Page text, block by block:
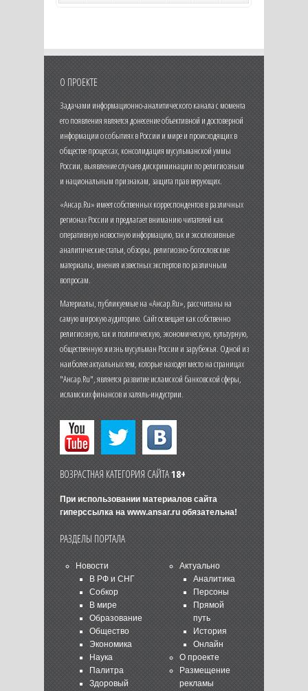
О ПРОЕКТЕ
Задачами информационно-аналитического канала с момента
его появления является донесение объективной и достоверной
информации о событиях в России и мире и происходящих в
обществе процессах, консолидация мусульманской уммы
России, выявление случаев дискриминации по религиозным
и национальным признакам, защита прав верующих.
«Ансар.Ru» имеет собственных корреспондентов в различных
регионах России и предлагает вниманию читателей как
оперативную новостную информацию, так и эксклюзивные
аналитические статьи, обзоры, религиозно-богословские
материалы, мнения известных экспертов по различным
вопросам.
Материалы, публикуемые на «Ансар.Ru», рассчитаны на
самую широкую аудиторию. Сайт освещает как собственно
религиозную, так и политическую, экономическую, культурную,
общественную жизнь мусульман России и зарубежья. Одной из
наиболее актуальных тем, которые находят место на страницах
"Ансар.Ru", является развитие исламской банковской сферы,
исламских финансов и халяль-индустрии.
ВОЗРАСТНАЯ КАТЕГОРИЯ САЙТА18+
При использовании материалов сайта
гиперссылка на www.ansar.ruобязательна!
РАЗДЕЛЫ ПОРТАЛА
Новости
В РФ и СНГ
Собкор
В мире
Образование
Общество
Экономика
Наука
Палитра
Здоровый
Актуально
Аналитика
Персоны
Прямой
путь
История
Онлайн
О проекте
Размещение
рекламы